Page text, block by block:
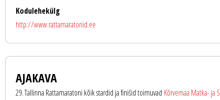
Kodulehekülg
http://www.rattamaratonid.ee
AJAKAVA
29. Tallinna Rattamaratoni kõik stardid ja finišid toimuvad Kõrvemaa Matka- ja